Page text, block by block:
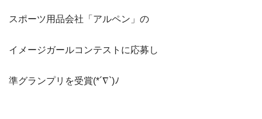
スポーツ用品会社「アルペン」の
イメージガールコンテストに応募し
準グランプリを受賞(*´∇`)ﾉ